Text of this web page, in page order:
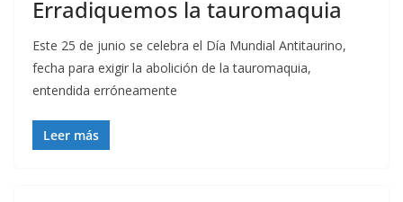
Erradiquemos la tauromaquia
Este 25 de junio se celebra el Día Mundial Antitaurino,
fecha para exigir la abolición de la tauromaquia,
entendida erróneamente
Leer más